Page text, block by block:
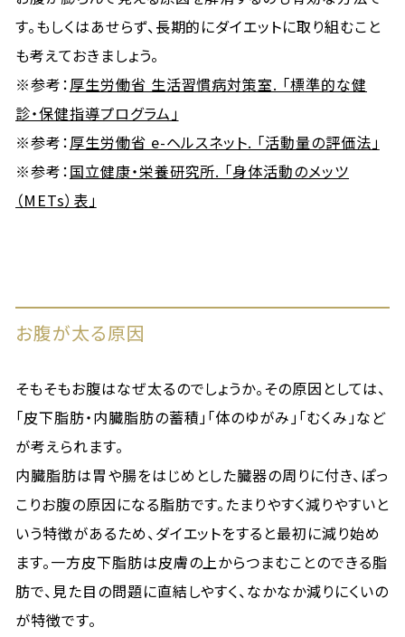
す。もしくはあせらず、長期的にダイエットに取り組むこと
も考えておきましょう。
※参考：厚生労働省 生活習慣病対策室. 「標準的な健
診・保健指導プログラム」
※参考：厚生労働省 e-ヘルスネット. 「活動量の評価法」
※参考：国立健康・栄養研究所. 「身体活動のメッツ
（METs）表」
お腹が太る原因
そもそもお腹はなぜ太るのでしょうか。その原因としては、
「皮下脂肪・内臓脂肪の蓄積」「体のゆがみ」「むくみ」など
が考えられます。
内臓脂肪は胃や腸をはじめとした臓器の周りに付き、ぽっ
こりお腹の原因になる脂肪です。たまりやすく減りやすいと
いう特徴があるため、ダイエットをすると最初に減り始め
ます。一方皮下脂肪は皮膚の上からつまむことのできる脂
肪で、見た目の問題に直結しやすく、なかなか減りにくいの
が特徴です。